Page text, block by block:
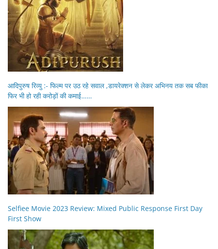
आदिपुरुष रिव्यु :- फिल्म पर उठ रहे सवाल ,डायरेक्शन से लेकर अभिनय तक सब फीका
फिर भी हो रही करोड़ों की कमाई……
Selfiee Movie 2023 Review: Mixed Public Response First Day
First Show